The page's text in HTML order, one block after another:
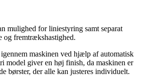
mulighed for liniestyring samt separat
og fremtrækshastighed.​
maskinen ved hjælp af automatisk
model giver en høj finish, da maskinen er
børster, der alle kan justeres individuelt.​